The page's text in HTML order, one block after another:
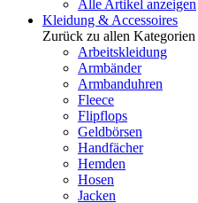
Alle Artikel anzeigen
Kleidung & Accessoires
Zurück zu allen Kategorien
Arbeitskleidung
Armbänder
Armbanduhren
Fleece
Flipflops
Geldbörsen
Handfächer
Hemden
Hosen
Jacken